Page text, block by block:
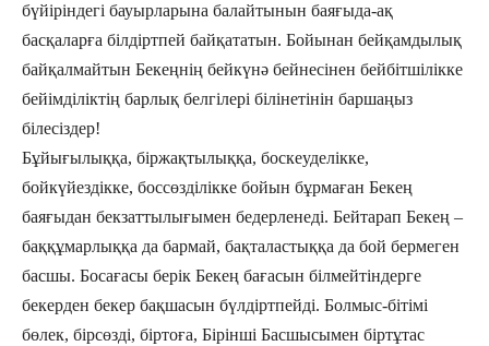
бүйіріндегі бауырларына балайтынын баяғыда-ақ
басқаларға білдіртпей байқататын. Бойынан бейқамдылық
байқалмайтын Бекеңнің бейкүнә бейнесінен бейбітшілікке
бейімділіктің барлық белгілері білінетінін баршаңыз
білесіздер!
Бұйығылыққа, біржақтылыққа, боскеуделікке,
бойкүйездікке, боссөзділікке бойын бұрмаған Бекең
баяғыдан бекзаттылығымен бедерленеді. Бейтарап Бекең –
баққұмарлыққа да бармай, бақталастыққа да бой бермеген
басшы. Босағасы берік Бекең бағасын білмейтіндерге
бекерден бекер бақшасын бүлдіртпейді. Болмыс-бітімі
бөлек, бірсөзді, біртоға, Бірінші Басшысымен біртұтас